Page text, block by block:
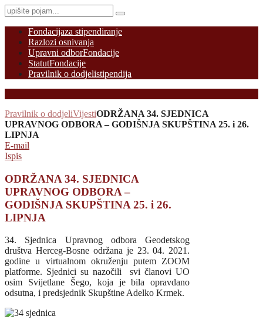
Fondacijaza stipendiranje
Razlozi osnivanja
Upravni odborFondacije
StatutFondacije
Pravilnik o dodjelistipendija
Pravilnik o dodjeliVijestiODRŽANA 34. SJEDNICA
UPRAVNOG ODBORA – GODIŠNJA SKUPŠTINA 25. i 26.
LIPNJA
E-mail
Ispis
ODRŽANA 34. SJEDNICA
UPRAVNOG ODBORA –
GODIŠNJA SKUPŠTINA 25. i 26.
LIPNJA
34. Sjednica Upravnog odbora Geodetskog
društva Herceg-Bosne održana je 23. 04. 2021.
godine u virtualnom okruženju putem ZOOM
platforme. Sjednici su nazočili svi članovi UO
osim Svijetlane Šego, koja je bila opravdano
odsutna, i predsjednik Skupštine Adelko Krmek.